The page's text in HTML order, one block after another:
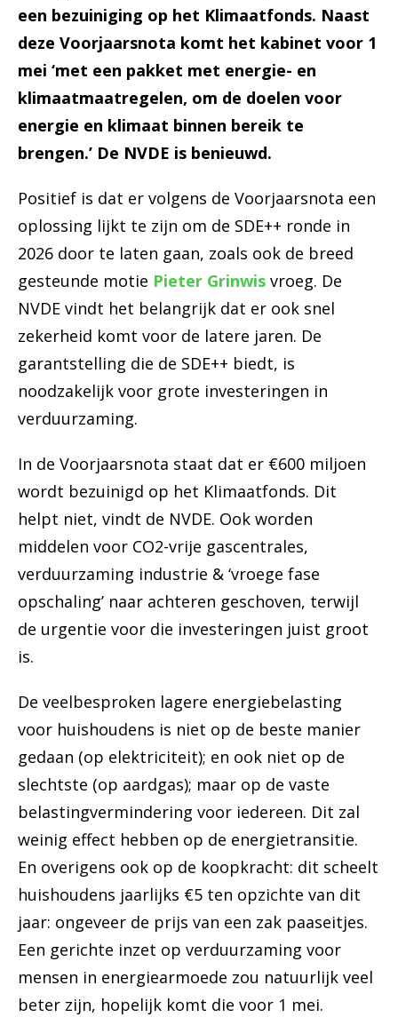
een bezuiniging op het Klimaatfonds. Naast
deze Voorjaarsnota komt het kabinet voor 1
mei ‘met een pakket met energie- en
klimaatmaatregelen, om de doelen voor
energie en klimaat binnen bereik te
brengen.’ De NVDE is benieuwd.
Positief is dat er volgens de Voorjaarsnota een
oplossing lijkt te zijn om de SDE++ ronde in
2026 door te laten gaan, zoals ook de breed
gesteunde motie Pieter Grinwis vroeg. De
NVDE vindt het belangrijk dat er ook snel
zekerheid komt voor de latere jaren. De
garantstelling die de SDE++ biedt, is
noodzakelijk voor grote investeringen in
verduurzaming.
In de Voorjaarsnota staat dat er €600 miljoen
wordt bezuinigd op het Klimaatfonds. Dit
helpt niet, vindt de NVDE. Ook worden
middelen voor CO2-vrije gascentrales,
verduurzaming industrie & ‘vroege fase
opschaling’ naar achteren geschoven, terwijl
de urgentie voor die investeringen juist groot
is.
De veelbesproken lagere energiebelasting
voor huishoudens is niet op de beste manier
gedaan (op elektriciteit); en ook niet op de
slechtste (op aardgas); maar op de vaste
belastingvermindering voor iedereen. Dit zal
weinig effect hebben op de energietransitie.
En overigens ook op de koopkracht: dit scheelt
huishoudens jaarlijks €5 ten opzichte van dit
jaar: ongeveer de prijs van een zak paaseitjes.
Een gerichte inzet op verduurzaming voor
mensen in energiearmoede zou natuurlijk veel
beter zijn, hopelijk komt die voor 1 mei.